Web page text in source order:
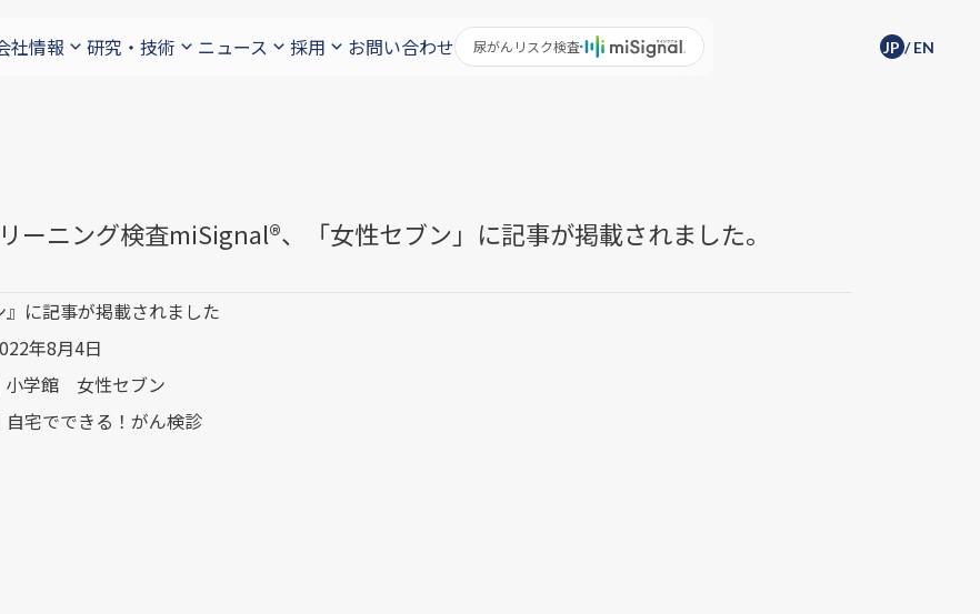
社情報 研究・技術 ニュース 採用 お問い合わせ 尿がんリスク検査 JP / EN
ーニング検査miSignal®️、「女性セブン」に記事が掲載されました。
』に記事が掲載されました
年8月4日
小学館 女性セブン
自宅でできる！がん検診